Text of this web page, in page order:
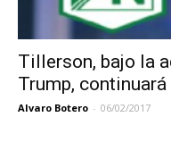
Tillerson, bajo la
Trump,
Alvaro Botero - 06/02/2017